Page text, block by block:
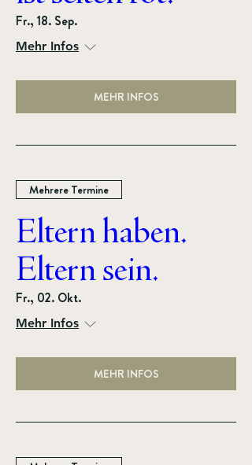
Fr., 18. Sep.
Mehr Infos
MEHR INFOS
Mehrere Termine
Eltern haben.
Eltern sein.
Fr., 02. Okt.
Mehr Infos
MEHR INFOS